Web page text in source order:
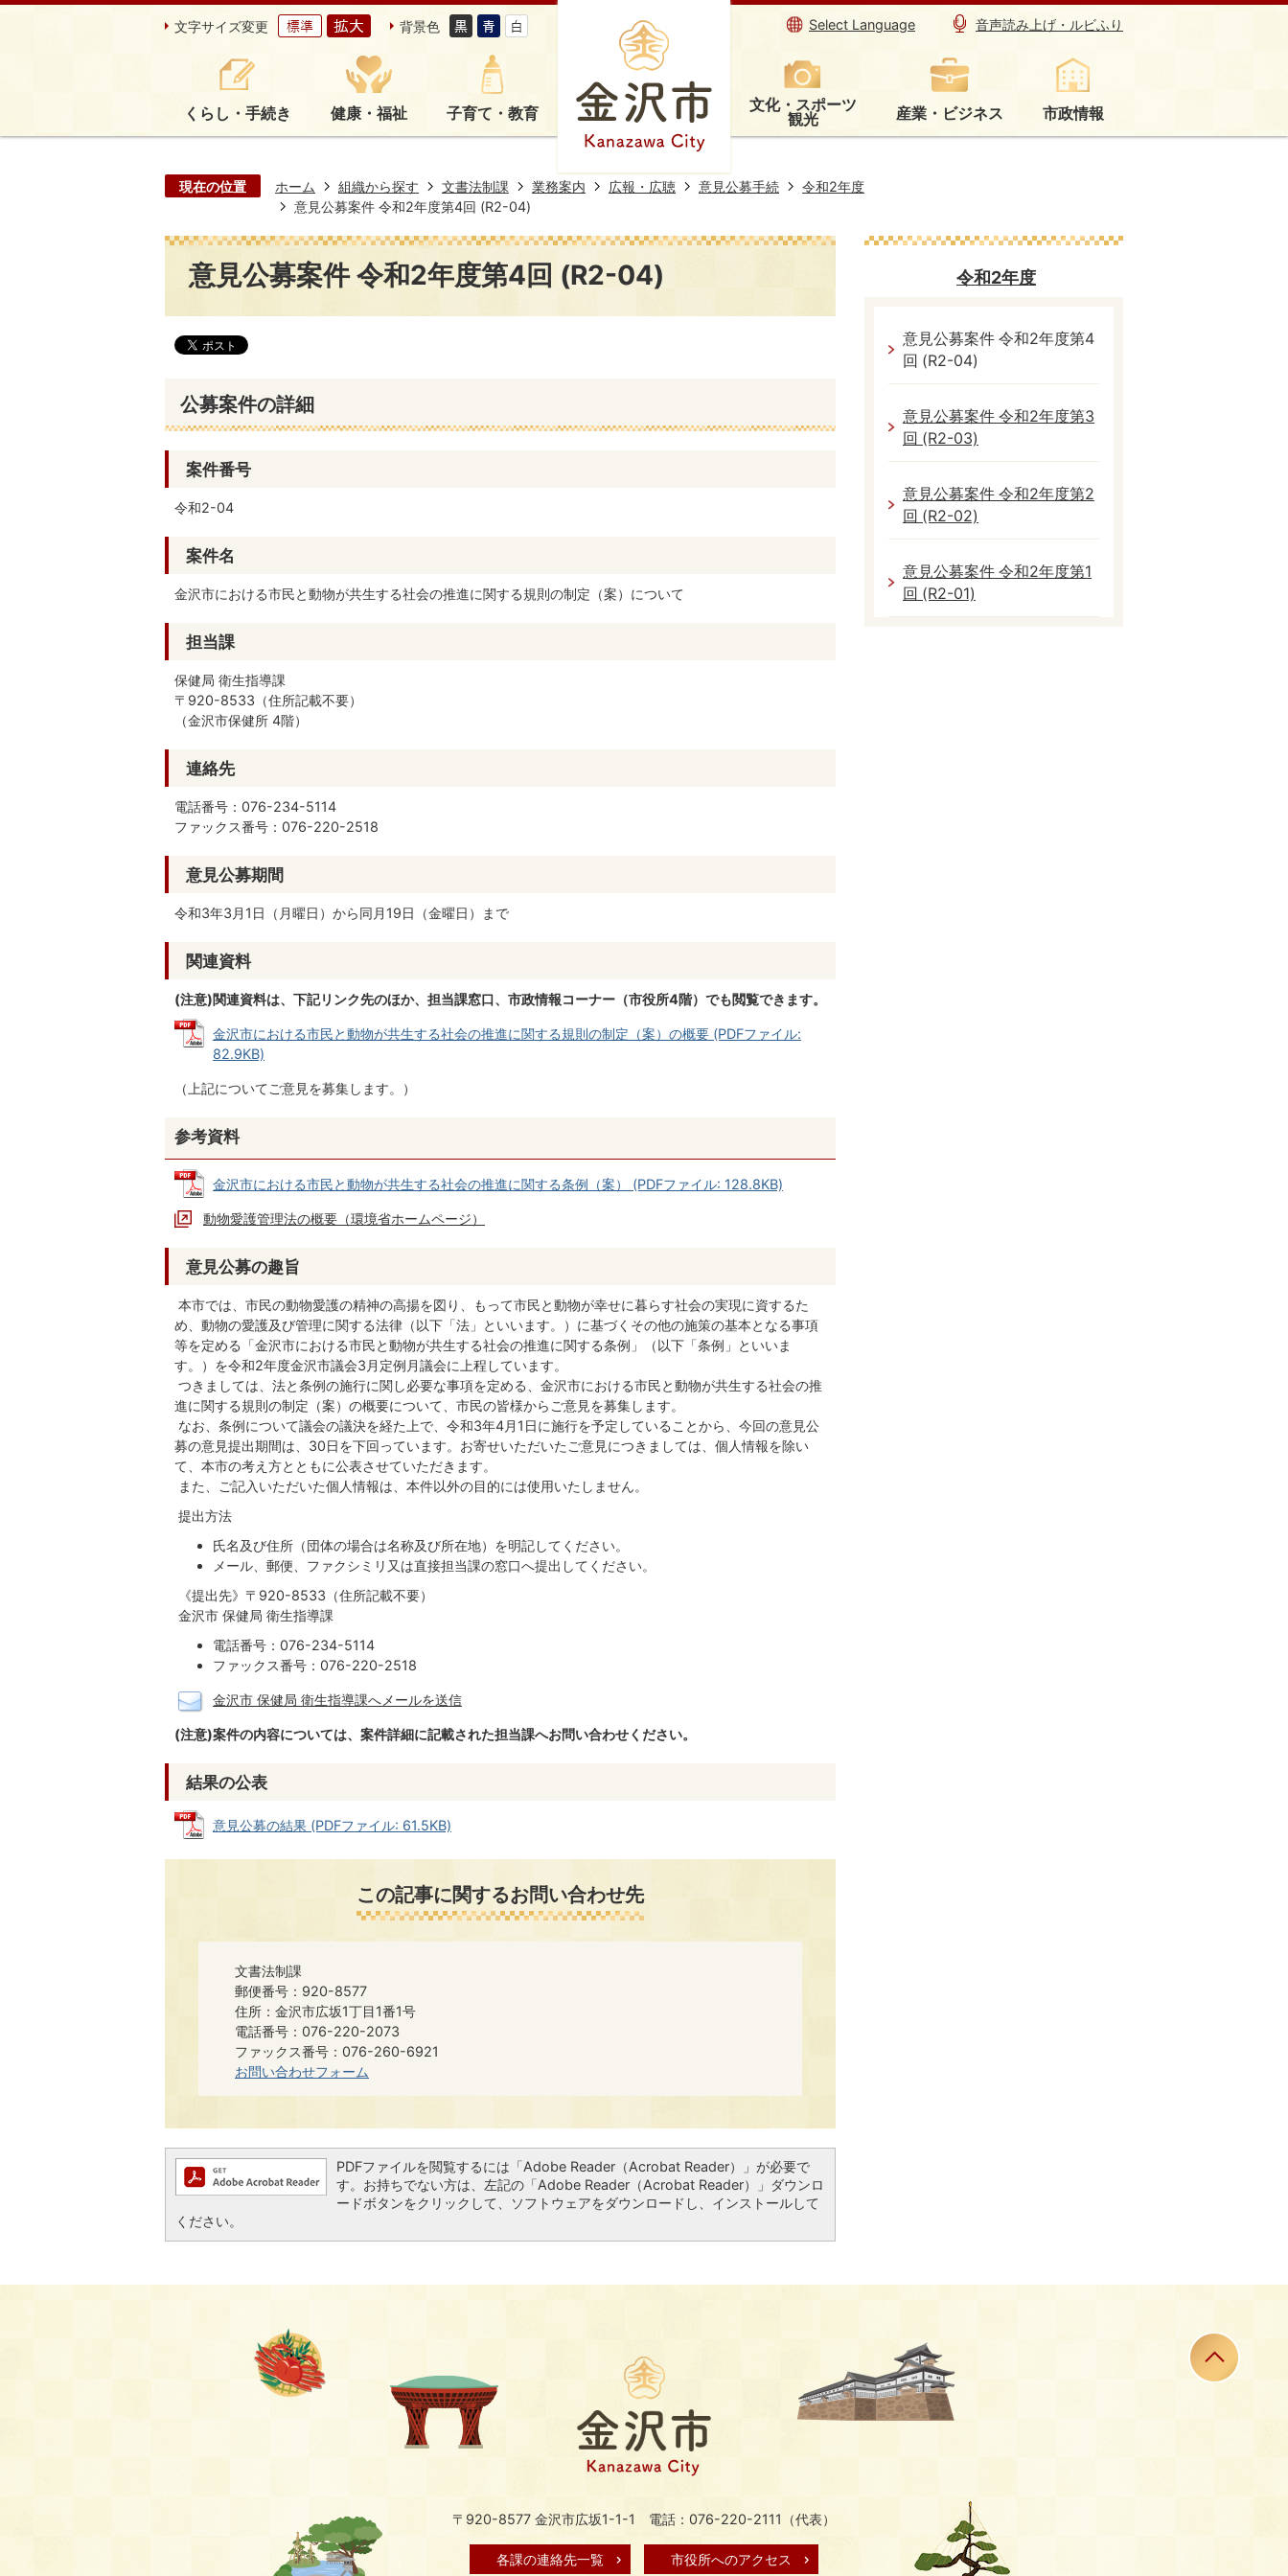
文字サイズ変更 背景色 Select Language 音声読み上げ・ルビふり
くらし・手続き 健康・福祉 子育て・教育 文化・スポーツ
観光 産業・ビジネス 市政情報
現在の位置 ホーム 組織から探す 文書法制課 業務案内 広報・広聴 意見公募手続
令和2年度
意見公募案件 令和2年度第4回 (R2-04)
意見公募案件 令和2年度第4回 (R2-04)
公募案件の詳細
案件番号
令和2-04
案件名
金沢市における市民と動物が共生する社会の推進に関する規則の制定（案）について
担当課
保健局 衛生指導課
〒920-8533（住所記載不要）
（金沢市保健所 4階）
連絡先
電話番号：076-234-5114
ファックス番号：076-220-2518
意見公募期間
令和3年3月1日（月曜日）から同月19日（金曜日）まで
関連資料
(注意)関連資料は、下記リンク先のほか、担当課窓口、市政情報コーナー（市役所4階）でも閲覧できます。
金沢市における市民と動物が共生する社会の推進に関する規則の制定（案）の概要 (PDFファイル:
82.9KB)
（上記についてご意見を募集します。）
参考資料
金沢市における市民と動物が共生する社会の推進に関する条例（案） (PDFファイル: 128.8KB)
動物愛護管理法の概要（環境省ホームページ）
意見公募の趣旨
本市では、市民の動物愛護の精神の高揚を図り、もって市民と動物が幸せに暮らす社会の実現に資するた
め、動物の愛護及び管理に関する法律（以下「法」といいます。）に基づくその他の施策の基本となる事項
等を定める「金沢市における市民と動物が共生する社会の推進に関する条例」（以下「条例」といいま
す。）を令和2年度金沢市議会3月定例月議会に上程しています。
つきましては、法と条例の施行に関し必要な事項を定める、金沢市における市民と動物が共生する社会の推
進に関する規則の制定（案）の概要について、市民の皆様からご意見を募集します。
なお、条例について議会の議決を経た上で、令和3年4月1日に施行を予定していることから、今回の意見公
募の意見提出期間は、30日を下回っています。お寄せいただいたご意見につきましては、個人情報を除い
て、本市の考え方とともに公表させていただきます。
また、ご記入いただいた個人情報は、本件以外の目的には使用いたしません。
提出方法
氏名及び住所（団体の場合は名称及び所在地）を明記してください。
メール、郵便、ファクシミリ又は直接担当課の窓口へ提出してください。
《提出先》〒920-8533（住所記載不要）
金沢市 保健局 衛生指導課
電話番号：076-234-5114
ファックス番号：076-220-2518
金沢市 保健局 衛生指導課へメールを送信
(注意)案件の内容については、案件詳細に記載された担当課へお問い合わせください。
結果の公表
意見公募の結果 (PDFファイル: 61.5KB)
この記事に関するお問い合わせ先
文書法制課
郵便番号：920-8577
住所：金沢市広坂1丁目1番1号
電話番号：076-220-2073
ファックス番号：076-260-6921​​​​
お問い合わせフォーム
PDFファイルを閲覧するには「Adobe Reader（Acrobat Reader）」が必要で
す。お持ちでない方は、左記の「Adobe Reader（Acrobat Reader）」ダウンロ
ードボタンをクリックして、ソフトウェアをダウンロードし、インストールして
ください。
令和2年度
意見公募案件 令和2年度第4
回 (R2-04)
意見公募案件 令和2年度第3
回 (R2-03)
意見公募案件 令和2年度第2
回 (R2-02)
意見公募案件 令和2年度第1
回 (R2-01)
〒920-8577 金沢市広坂1-1-1 電話：076-220-2111（代表）
各課の連絡先一覧 市役所へのアクセス